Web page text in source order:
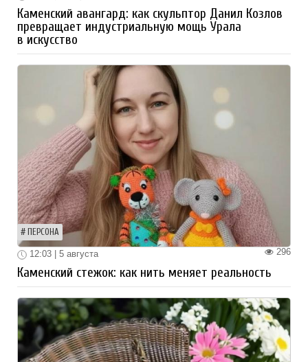
Каменский авангард: как скульптор Данил Козлов
превращает индустриальную мощь Урала
в искусство
ПЕРСОНА
296
12:03 | 5 августа
Каменский стежок: как нить меняет реальность